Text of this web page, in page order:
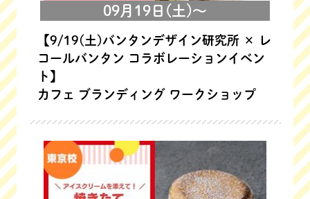
09月19日(土)～
【9/19(土)バンタンデザイン研究所 × レ
コールバンタン コラボレーションイベン
ト】
カフェ ブランディング ワークショップ